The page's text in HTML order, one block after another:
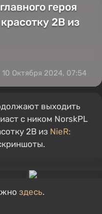
героя
2B из
10 Октября 2024, 07:54
выходить
с ником NorskPL
2B из NieR:
здесь.